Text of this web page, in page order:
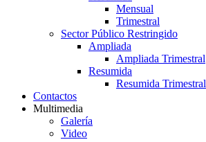
Mensual
Trimestral
Sector Público Restringido
Ampliada
Ampliada Trimestral
Resumida
Resumida Trimestral
Contactos
Multimedia
Galería
Video